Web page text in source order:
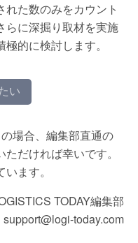
た数のみをカウント
らに深掘り取材を実施
的に検討します。
い
場合、編集部直通の
だければ幸いです。
ます。
TODAY編集部
support@logi-today.com